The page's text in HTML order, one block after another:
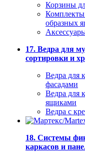
Корзины
образных
17. Ведра для
сортировки и
Ведра для
фасадами
Ведра для
ящиками
Ведра с
18. Системы
каркасов и